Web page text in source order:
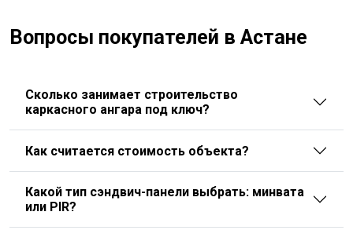
Вопросы покупателей в Астане
Сколько занимает строительство
каркасного ангара под ключ?
Как считается стоимость объекта?
Какой тип сэндвич-панели выбрать: минвата
или PIR?